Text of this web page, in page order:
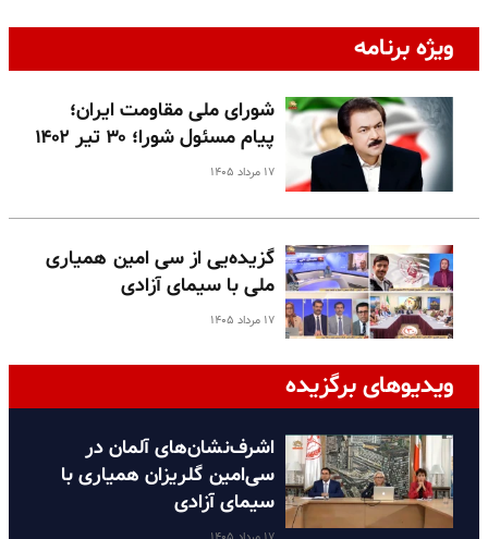
ویژه برنامه
شورای ملی مقاومت ایران؛
پیام مسئول شورا؛ ۳۰ تیر ۱۴۰۲
۱۷ مرداد ۱۴۰۵
گزیده‌یی از سی امین همیاری
ملی با سیمای آزادی
۱۷ مرداد ۱۴۰۵
ویدیوهای برگزیده
اشرف‌نشان‌های آلمان در
سی‌امین گلریزان همیاری با
سیمای آزادی